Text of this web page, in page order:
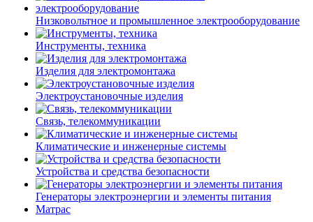
Низковольтное и промышленное электрооборудование
Инструменты, техника
Изделия для электромонтажа
Электроустановочные изделия
Связь, телекоммуникации
Климатические и инженерные системы
Устройства и средства безопасности
Генераторы электроэнергии и элементы питания
Матрас